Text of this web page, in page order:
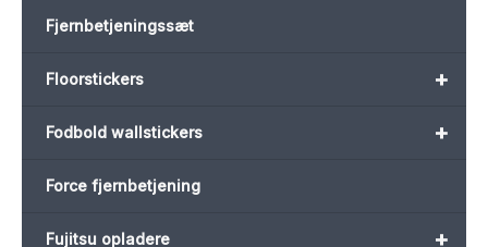
Fjernbetjeningssæt
+
Floorstickers
+
Fodbold wallstickers
Force fjernbetjening
+
Fujitsu opladere